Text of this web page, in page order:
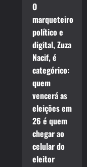
O
marqueteiro
político e
digital, Zuza
Nacif, é
categórico:
quem
vencerá as
eleições em
26 é quem
chegar ao
celular do
eleitor